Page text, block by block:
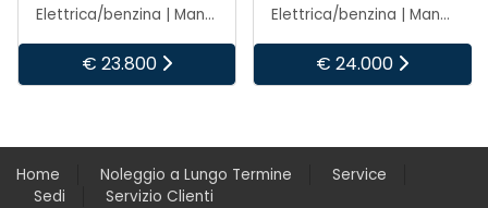
Elettrica/benzina | Manuale
€ 24.000
Elettrica/benzina | Manuale
€ 24.000
Home Noleggio a Lungo Termine
Service
Sedi
Servizio Clienti